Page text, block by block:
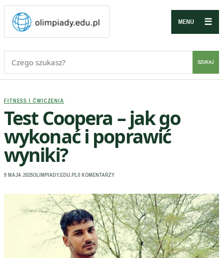
MENU ☰
SZUKAJ
FITNESS I ĆWICZENIA
Test Coopera – jak go
wykonać i poprawić
wyniki?
9 MAJA 2025OLIMPIADY.EDU.PL 0 KOMENTARZY